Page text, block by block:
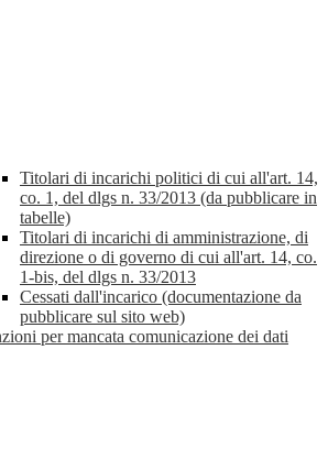
Titolari di incarichi politici di cui all'art. 14,
co. 1, del dlgs n. 33/2013 (da pubblicare in
tabelle)
Titolari di incarichi di amministrazione, di
direzione o di governo di cui all'art. 14, co.
1-bis, del dlgs n. 33/2013
Cessati dall'incarico (documentazione da
pubblicare sul sito web)
per mancata comunicazione dei dati